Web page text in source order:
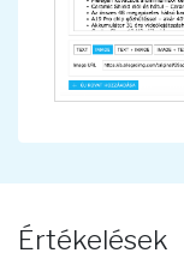
Értékelések